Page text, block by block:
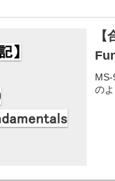
の